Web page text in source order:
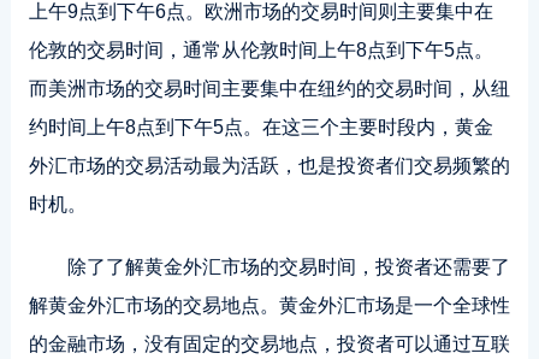
上午9点到下午6点。欧洲市场的交易时间则主要集中在
伦敦的交易时间，通常从伦敦时间上午8点到下午5点。
而美洲市场的交易时间主要集中在纽约的交易时间，从纽
约时间上午8点到下午5点。在这三个主要时段内，黄金
外汇市场的交易活动最为活跃，也是投资者们交易频繁的
时机。
除了了解黄金外汇市场的交易时间，投资者还需要了
解黄金外汇市场的交易地点。黄金外汇市场是一个全球性
的金融市场，没有固定的交易地点，投资者可以通过互联